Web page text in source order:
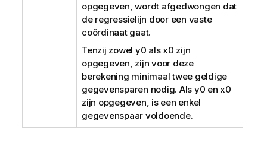
opgegeven, wordt afgedwongen dat
de regressielijn door een vaste
coördinaat gaat.
Tenzij zowel y0 als x0 zijn
opgegeven, zijn voor deze
berekening minimaal twee geldige
gegevensparen nodig. Als y0 en x0
zijn opgegeven, is een enkel
gegevenspaar voldoende.